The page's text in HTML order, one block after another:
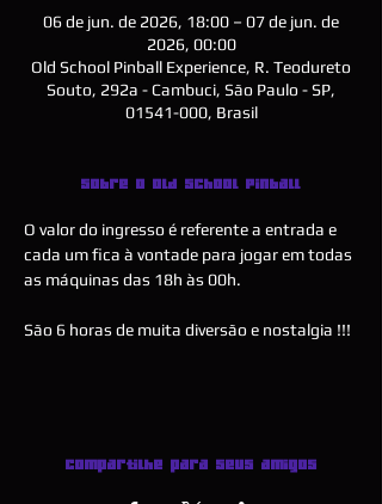
06 de jun. de 2026, 18:00 – 07 de jun. de
2026, 00:00
Old School Pinball Experience, R. Teodureto
Souto, 292a - Cambuci, São Paulo - SP,
01541-000, Brasil
Sobre o Old School Pinball
O valor do ingresso é referente a entrada e
cada um fica à vontade para jogar em todas
as máquinas das 18h às 00h.
São 6 horas de muita diversão e nostalgia !!!
Compartilhe para seus amigos